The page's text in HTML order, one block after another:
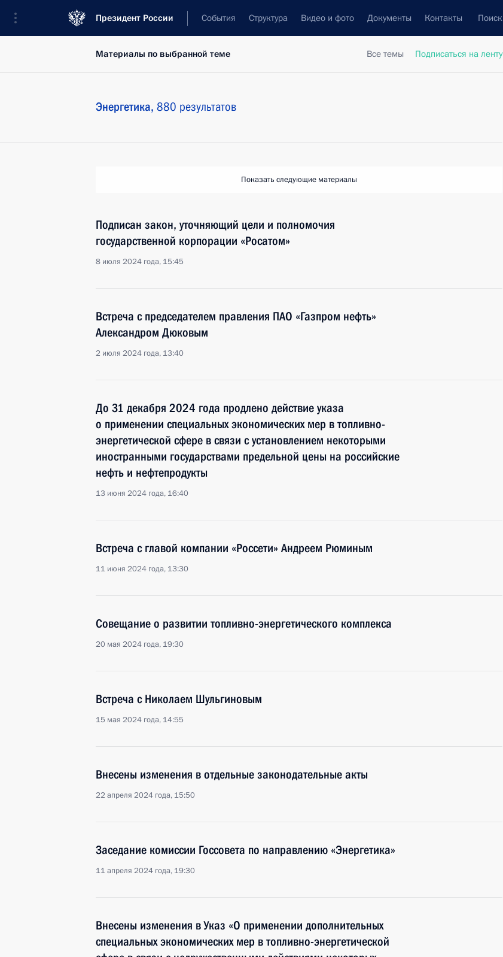
Президент России События Структура Видео и фото Документы Контакты Поиск
Все темы Подписаться на ленту
Материалы по выбранной теме
Энергетика, 880 результатов
Показать следующие материалы
Подписан закон, уточняющий цели и полномочия
государственной корпорации «Росатом»
8 июля 2024 года, 15:45
Встреча с председателем правления ПАО «Газпром нефть»
Александром Дюковым
2 июля 2024 года, 13:40
До 31 декабря 2024 года продлено действие указа
о применении специальных экономических мер в топливно-
энергетической сфере в связи с установлением некоторыми
иностранными государствами предельной цены на российские
нефть и нефтепродукты
13 июня 2024 года, 16:40
Встреча с главой компании «Россети» Андреем Рюминым
11 июня 2024 года, 13:30
Совещание о развитии топливно-энергетического комплекса
20 мая 2024 года, 19:30
Встреча с Николаем Шульгиновым
15 мая 2024 года, 14:55
Внесены изменения в отдельные законодательные акты
22 апреля 2024 года, 15:50
Заседание комиссии Госсовета по направлению «Энергетика»
11 апреля 2024 года, 19:30
Внесены изменения в Указ «О применении дополнительных
специальных экономических мер в топливно-энергетической